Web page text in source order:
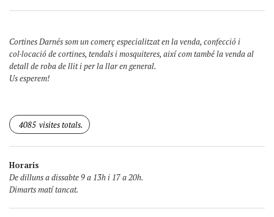
Cortines Darnés som un comerç especialitzat en la venda, confecció i
col·locació de cortines, tendals i mosquiteres, així com també la venda al
detall de roba de llit i per la llar en general.
Us esperem!
4085 visites totals.
Horaris
De dilluns a dissabte 9 a 13h i 17 a 20h.
Dimarts matí tancat.